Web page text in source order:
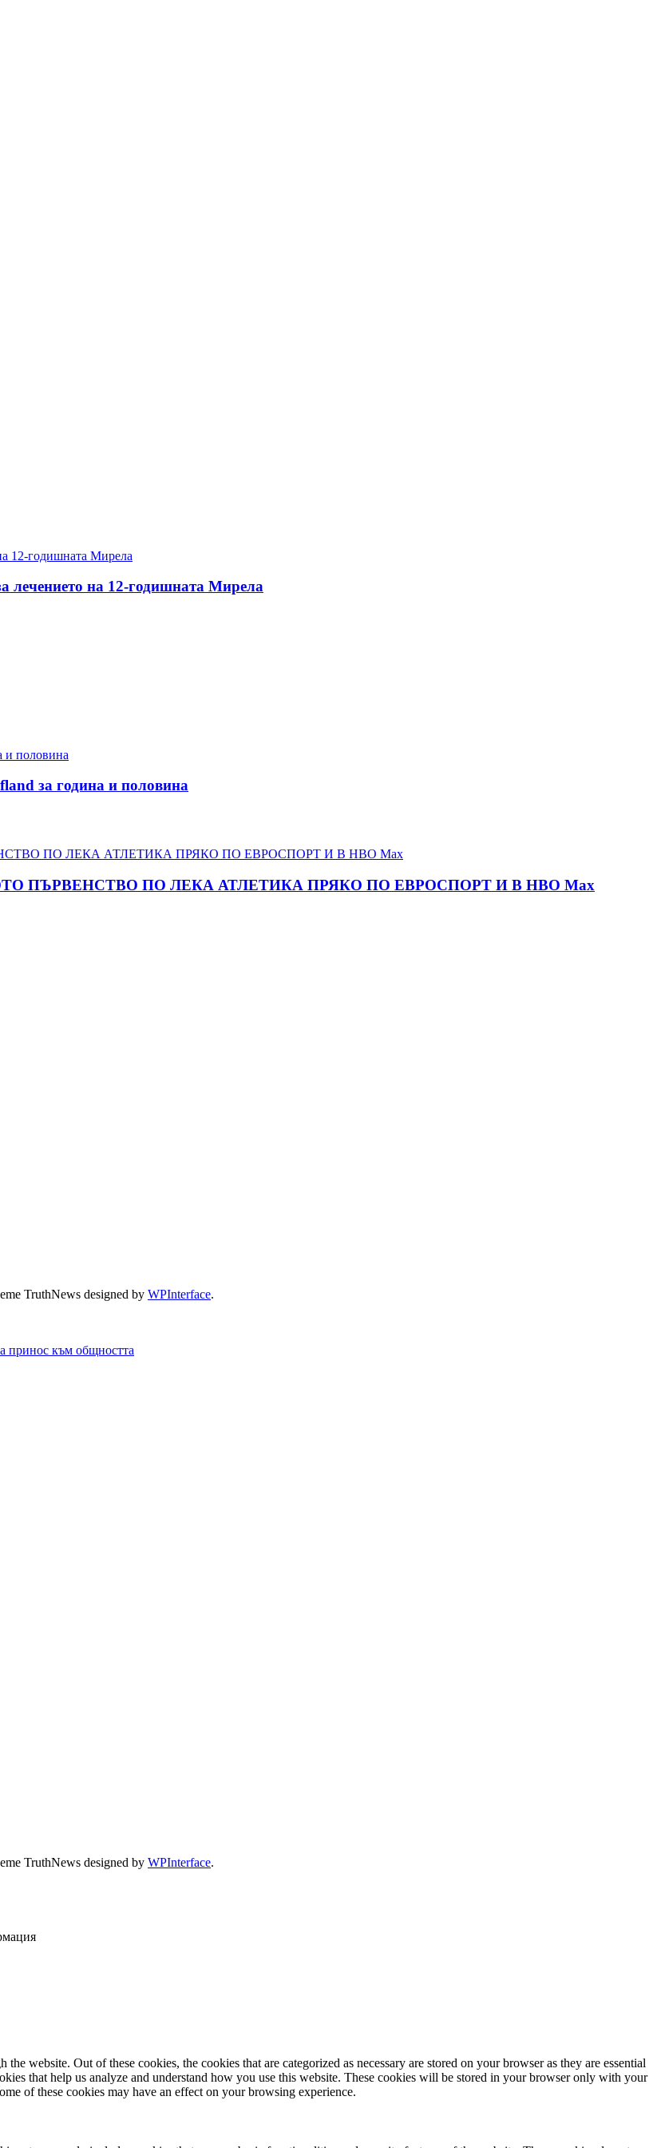
лечението на 12-годишната Мирела
за година и половина
ПЪРВЕНСТВО ПО ЛЕКА АТЛЕТИКА ПРЯКО ПО ЕВРОСПОРТ И В НВО Мах
TruthNews designed by WPInterface.
принос към общността
TruthNews designed by WPInterface.
website. Out of these cookies, the cookies that are categorized as necessary are stored on your browser as they are essential
that help us analyze and understand how you use this website. These cookies will be stored in your browser only with your
of these cookies may have an effect on your browsing experience.